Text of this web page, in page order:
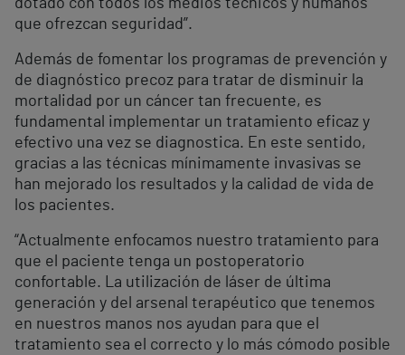
dotado con todos los medios técnicos y humanos
que ofrezcan seguridad”.
Además de fomentar los programas de prevención y
de diagnóstico precoz para tratar de disminuir la
mortalidad por un cáncer tan frecuente, es
fundamental implementar un tratamiento eficaz y
efectivo una vez se diagnostica. En este sentido,
gracias a las técnicas mínimamente invasivas se
han mejorado los resultados y la calidad de vida de
los pacientes.
“Actualmente enfocamos nuestro tratamiento para
que el paciente tenga un postoperatorio
confortable. La utilización de láser de última
generación y del arsenal terapéutico que tenemos
en nuestros manos nos ayudan para que el
tratamiento sea el correcto y lo más cómodo posible